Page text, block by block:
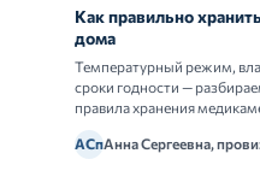
Как правильно
дома
Температурный режим,
сроки годности —
правила хранения
АСпАнна Сергеевна,